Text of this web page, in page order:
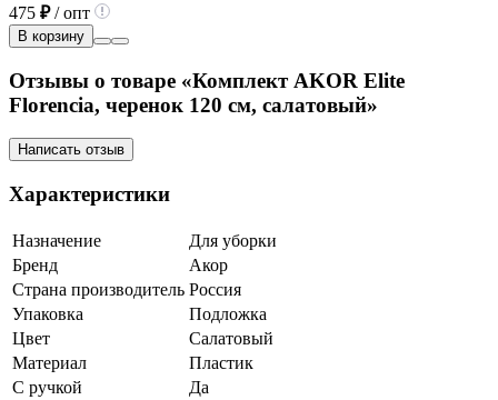
475 ₽/ опт
В корзину
Отзывы о товаре «Комплект AKOR Elite
Florencia, черенок 120 см, салатовый»
Написать отзыв
Характеристики
Назначение
Для уборки
Бренд
Акор
Страна производитель Россия
Упаковка
Подложка
Цвет
Салатовый
Материал
Пластик
С ручкой
Да